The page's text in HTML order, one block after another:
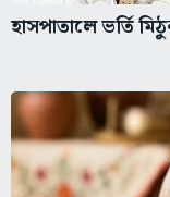
হাসপাতালে ভর্তি